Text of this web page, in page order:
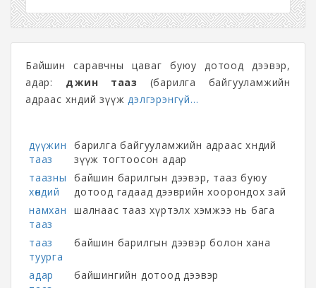
Байшин саравчны цаваг буюу дотоод дээвэр,
адар: дүүжин тааз
(барилга байгууламжийн
адраас хөндий зүүждэлгэрэнгүй...
дүүжин
тааз
барилга байгууламжийн адраас хөндий
зүүж тогтоосон адар
таазны
хөндий
байшин барилгын дээвэр, тааз буюу
дотоод гадаад дээврийн хоорондох зай
намхан
тааз
шалнаас тааз хүртэлх хэмжээ нь бага
тааз
туурга
байшин барилгын дээвэр болон хана
адар
байшингийн дотоод дээвэр